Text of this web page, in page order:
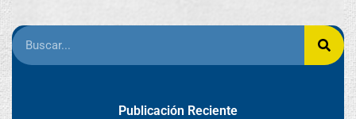
Publicación Reciente